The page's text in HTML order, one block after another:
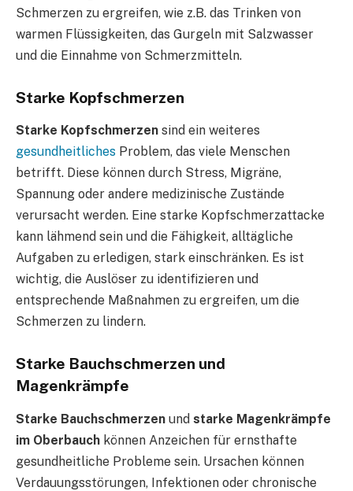
Schmerzen zu ergreifen, wie z.B. das Trinken von
warmen Flüssigkeiten, das Gurgeln mit Salzwasser
und die Einnahme von Schmerzmitteln.
Starke Kopfschmerzen
Starke Kopfschmerzen sind ein weiteres
gesundheitliches Problem, das viele Menschen
betrifft. Diese können durch Stress, Migräne,
Spannung oder andere medizinische Zustände
verursacht werden. Eine starke Kopfschmerzattacke
kann lähmend sein und die Fähigkeit, alltägliche
Aufgaben zu erledigen, stark einschränken. Es ist
wichtig, die Auslöser zu identifizieren und
entsprechende Maßnahmen zu ergreifen, um die
Schmerzen zu lindern.
Starke Bauchschmerzen und
Magenkrämpfe
Starke Bauchschmerzen und starke Magenkrämpfe
im Oberbauch können Anzeichen für ernsthafte
gesundheitliche Probleme sein. Ursachen können
Verdauungsstörungen, Infektionen oder chronische